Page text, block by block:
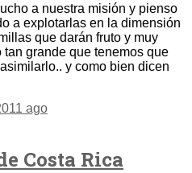
a nuestra misión y pienso
a explotarlas en la dimensión
que darán fruto y muy
grande que tenemos que
y como bien dicen
ago
Costa Rica